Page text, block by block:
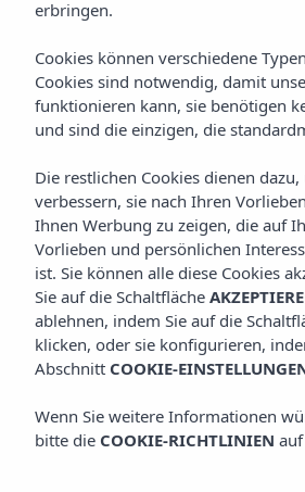
erbringen.
Cookies können verschiedene
Cookies sind notwendig, damit
funktionieren kann, sie benötigen
und sind die einzigen, die
Die restlichen Cookies dienen
verbessern, sie nach Ihren
Ihnen Werbung zu zeigen, die auf
Vorlieben und persönlichen
ist. Sie können alle diese Cookies
Sie auf die Schaltfläche
ablehnen, indem Sie auf die
klicken, oder sie konfigurieren,
Abschnitt COOKIE-
Wenn Sie weitere Informationen
bitte die COOKIE-RICHTLINIEN